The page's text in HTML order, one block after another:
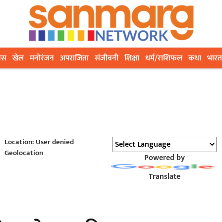
खेल मनोरंजन अपराजिता संजीवनी शिक्षा धर्म/राशिफल कथा भारत
Location: User denied
Geolocation
Powered by
Translate